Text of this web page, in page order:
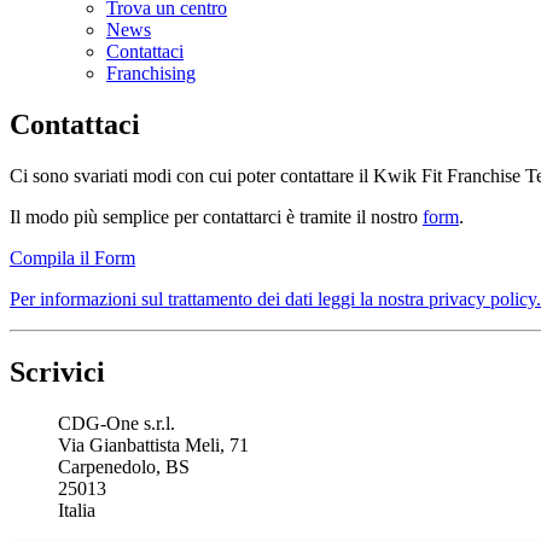
Trova un centro
News
Contattaci
Franchising
Contattaci
Ci sono svariati modi con cui poter contattare il Kwik Fit Franchise
Il modo più semplice per contattarci è tramite il nostro form.
Compila il Form
Per informazioni sul trattamento dei dati leggi la nostra privacy policy.
Scrivici
CDG-One s.r.l.
Via Gianbattista Meli, 71
Carpenedolo, BS
25013
Italia